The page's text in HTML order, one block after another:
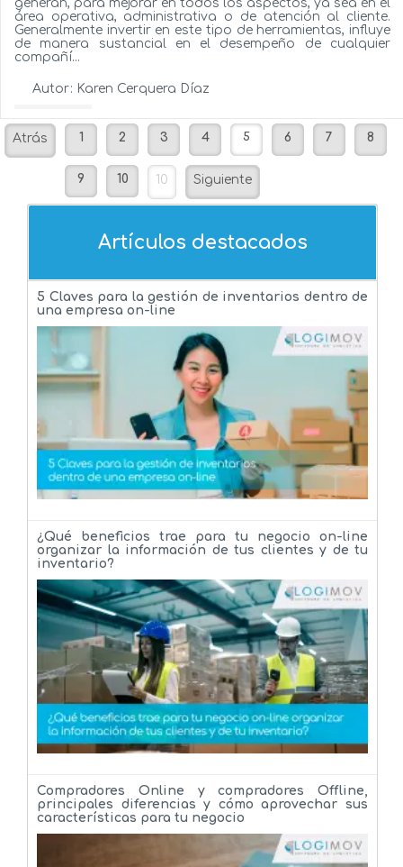
generan, para mejorar en todos los aspectos, ya sea en el
área operativa, administrativa o de atención al cliente.
Generalmente invertir en este tipo de herramientas, influye
de manera sustancial en el desempeño de cualquier
compañí...
Autor: Karen Cerquera Díaz
Atrás
1 2 3 4 5 6 7 8
9 10 10 Siguiente
Artículos destacados
5 Claves para la gestión de inventarios dentro de
una empresa on-line
¿Qué beneficios trae para tu negocio on-line
organizar la información de tus clientes y de tu
inventario?
Compradores Online y compradores Offline,
principales diferencias y cómo aprovechar sus
características para tu negocio